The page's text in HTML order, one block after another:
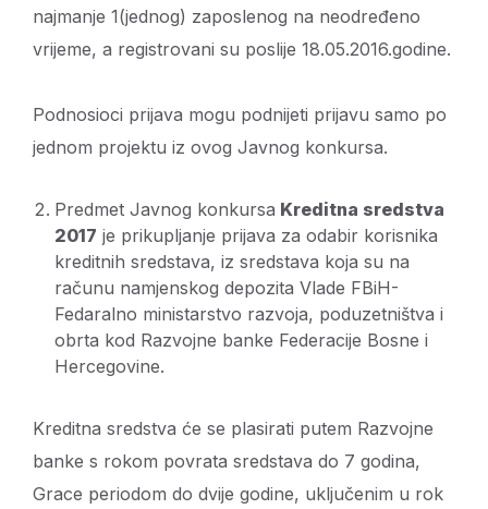
najmanje 1(jednog) zaposlenog na neodređeno
vrijeme, a registrovani su poslije 18.05.2016.godine.
Podnosioci prijava mogu podnijeti prijavu samo po
jednom projektu iz ovog Javnog konkursa.
Predmet Javnog konkursa Kreditna sredstva
2017 je prikupljanje prijava za odabir korisnika
kreditnih sredstava, iz sredstava koja su na
računu namjenskog depozita Vlade FBiH-
Fedaralno ministarstvo razvoja, poduzetništva i
obrta kod Razvojne banke Federacije Bosne i
Hercegovine.
Kreditna sredstva će se plasirati putem Razvojne
banke s rokom povrata sredstava do 7 godina,
Grace periodom do dvije godine, uključenim u rok